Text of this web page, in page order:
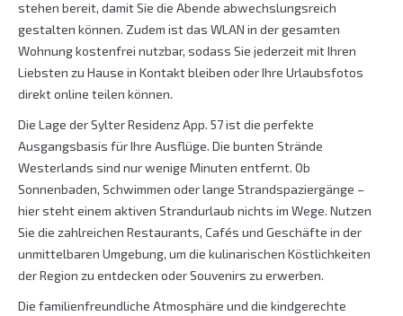
stehen bereit, damit Sie die Abende abwechslungsreich
gestalten können. Zudem ist das WLAN in der gesamten
Wohnung kostenfrei nutzbar, sodass Sie jederzeit mit Ihren
Liebsten zu Hause in Kontakt bleiben oder Ihre Urlaubsfotos
direkt online teilen können.
Die Lage der Sylter Residenz App. 57 ist die perfekte
Ausgangsbasis für Ihre Ausflüge. Die bunten Strände
Westerlands sind nur wenige Minuten entfernt. Ob
Sonnenbaden, Schwimmen oder lange Strandspaziergänge –
hier steht einem aktiven Strandurlaub nichts im Wege. Nutzen
Sie die zahlreichen Restaurants, Cafés und Geschäfte in der
unmittelbaren Umgebung, um die kulinarischen Köstlichkeiten
der Region zu entdecken oder Souvenirs zu erwerben.
Die familienfreundliche Atmosphäre und die kindgerechte